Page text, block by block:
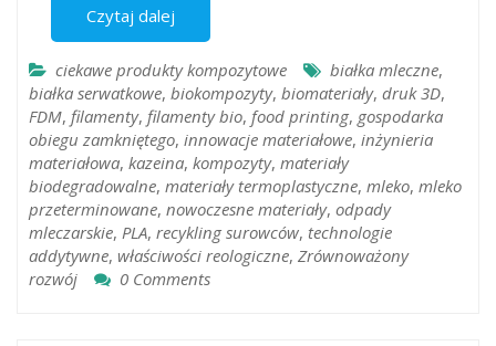
Czytaj dalej
ciekawe produkty kompozytowe białka mleczne,
białka serwatkowe, biokompozyty, biomateriały, druk 3D,
FDM, filamenty, filamenty bio, food printing, gospodarka
obiegu zamkniętego, innowacje materiałowe, inżynieria
materiałowa, kazeina, kompozyty, materiały
biodegradowalne, materiały termoplastyczne, mleko, mleko
przeterminowane, nowoczesne materiały, odpady
mleczarskie, PLA, recykling surowców, technologie
addytywne, właściwości reologiczne, Zrównoważony
rozwój
0 Comments